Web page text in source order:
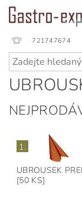
721747674
1.
UBROUSEK
[50 KS]